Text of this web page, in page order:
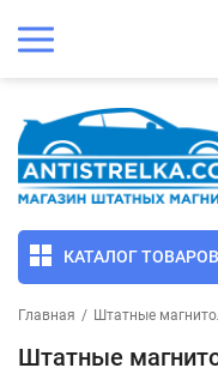
КАТАЛОГ ТОВАРОВ
Главная / Штатные
Штатные